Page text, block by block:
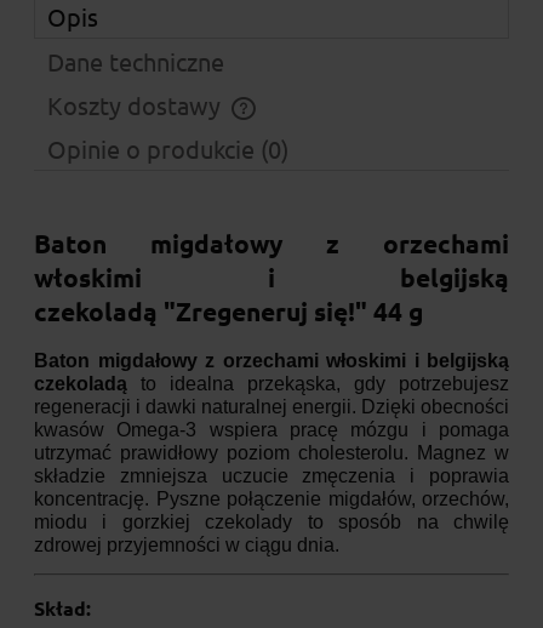
Opis
Dane techniczne
Koszty dostawy
Cena nie zawiera ewentualnych kosztów płatności
Opinie o produkcie (0)
Baton migdałowy z orzechami
włoskimi i belgijską
czekoladą "Zregeneruj się!" 44 g
Baton migdałowy z orzechami włoskimi i belgijską
czekoladą to idealna przekąska, gdy potrzebujesz
regeneracji i dawki naturalnej energii. Dzięki obecności
kwasów Omega-3 wspiera pracę mózgu i pomaga
utrzymać prawidłowy poziom cholesterolu. Magnez w
składzie zmniejsza uczucie zmęczenia i poprawia
koncentrację. Pyszne połączenie migdałów, orzechów,
miodu i gorzkiej czekolady to sposób na chwilę
zdrowej przyjemności w ciągu dnia.
Skład: